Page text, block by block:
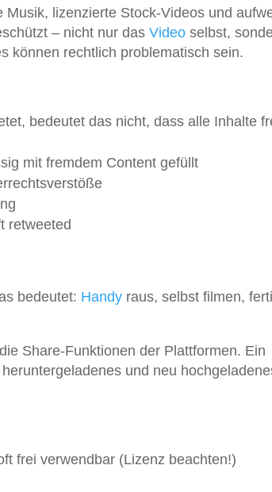
lizenzierte Stock-Videos und
– nicht nur das Video selbst,
können rechtlich problematisch sein.
bedeutet das nicht, dass alle Inhalte
mit fremdem Content gefüllt
retweeted
bedeutet: Handy raus, selbst filmen,
Share-Funktionen der Plattformen. Ein
und neu
frei verwendbar (Lizenz beachten!)